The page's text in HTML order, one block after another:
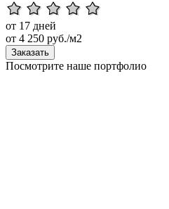
от 17 дней
от 4 250 руб./м2
Заказать
Посмотрите наше портфолио